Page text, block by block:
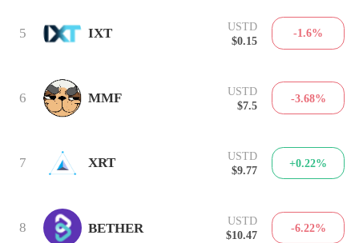
5 IXT
USTD
$0.15
-1.6%
6 MMF
USTD
$7.5
-3.68%
7 XRT
USTD
$9.77
+0.22%
8 BETHER
USTD
$10.47
-6.22%